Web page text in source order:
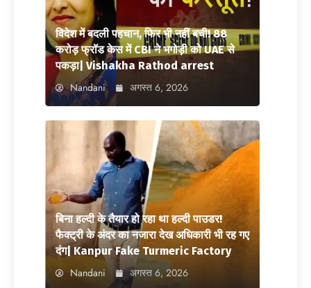
विदेश में बदली पहचान, फिर भी नहीं बची! 88
करोड़ फ्रॉड केस में CBI ने भगोड़ी को UAE से
पकड़ा| Vishakha Rathod arrest
Nandani अगस्त 6, 2026
बिना हल्दी के तैयार हो रहा था हल्दी पाउडर!
फैक्ट्री के अंदर का नजारा देख अधिकारी भी रह गए
दंग| Kanpur Fake Turmeric Factory
Nandani अगस्त 6, 2026